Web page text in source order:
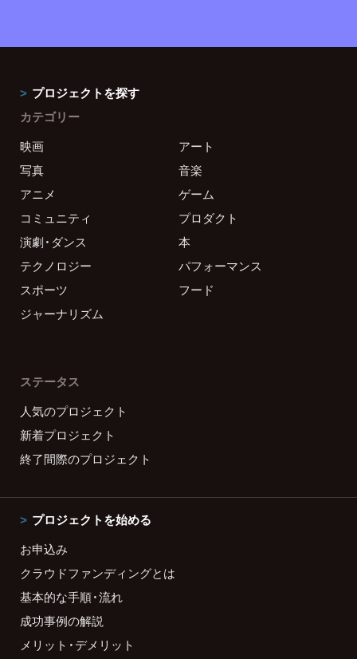
プロジェクトを探す
カテゴリー
映画
アート
写真
音楽
アニメ
ゲーム
コミュニティ
プロダクト
演劇・ダンス
本
テクノロジー
パフォーマンス
スポーツ
フード
ジャーナリズム
ステータス
人気のプロジェクト
新着プロジェクト
終了間際のプロジェクト
プロジェクトを始める
お申込み
クラウドファンディングとは
基本的な手順・流れ
成功事例の解説
メリット・デメリット